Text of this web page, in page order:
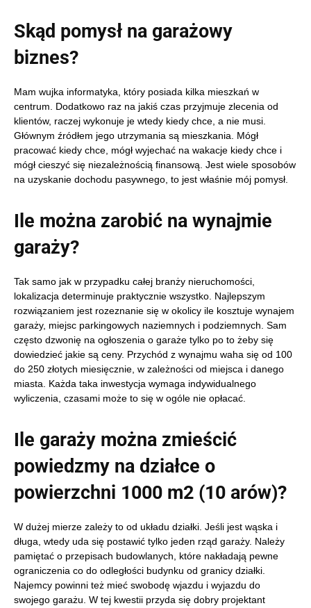
Skąd pomysł na garażowy
biznes?
Mam wujka informatyka, który posiada kilka mieszkań w
centrum. Dodatkowo raz na jakiś czas przyjmuje zlecenia od
klientów, raczej wykonuje je wtedy kiedy chce, a nie musi.
Głównym źródłem jego utrzymania są mieszkania. Mógł
pracować kiedy chce, mógł wyjechać na wakacje kiedy chce i
mógł cieszyć się niezależnością finansową. Jest wiele sposobów
na uzyskanie dochodu pasywnego, to jest właśnie mój pomysł.
Ile można zarobić na wynajmie
garaży?
Tak samo jak w przypadku całej branży nieruchomości,
lokalizacja determinuje praktycznie wszystko. Najlepszym
rozwiązaniem jest rozeznanie się w okolicy ile kosztuje wynajem
garaży, miejsc parkingowych naziemnych i podziemnych. Sam
często dzwonię na ogłoszenia o garaże tylko po to żeby się
dowiedzieć jakie są ceny. Przychód z wynajmu waha się od 100
do 250 złotych miesięcznie, w zależności od miejsca i danego
miasta. Każda taka inwestycja wymaga indywidualnego
wyliczenia, czasami może to się w ogóle nie opłacać
Ile garaży można zmieścić
powiedzmy na działce o
powierzchni 1000 m2 (10 arów)?
W dużej mierze zależy to od układu działki. Jeśli jest wąska i
długa, wtedy uda się postawić tylko jeden rząd garaży. Należy
pamiętać o przepisach budowlanych, które nakładają pewne
ograniczenia co do odległości budynku od granicy działki.
Najemcy powinni też mieć swobodę wjazdu i wyjazdu do
swojego garażu. W tej kwestii przyda się dobry projektant